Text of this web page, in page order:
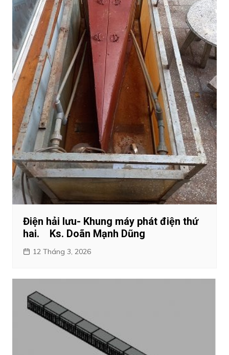
Điện hải lưu- Khung máy phát điện thứ
hai. Ks. Doãn Mạnh Dũng
12 Tháng 3, 2026